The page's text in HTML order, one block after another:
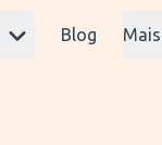
Blog Mais